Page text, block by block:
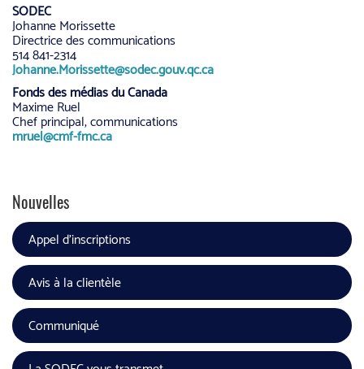
SODEC
Johanne Morissette
Directrice des communications
514 841-2314
Johanne.Morissette@sodec.gouv.qc.ca
Fonds des médias du Canada
Maxime Ruel
Chef principal, communications
mruel@cmf-fmc.ca
Nouvelles
Appel d'inscriptions
Avis à la clientèle
Communiqué